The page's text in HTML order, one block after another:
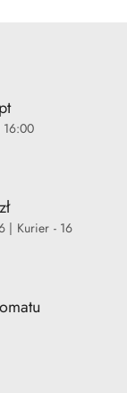
| Kurier - 16